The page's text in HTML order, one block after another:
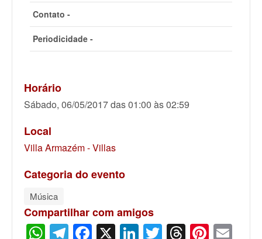
Contato -
Periodicidade -
Horário
Sábado, 06/05/2017 das 01:00 às 02:59
Local
Villa Armazém - Villas
Categoria do evento
Música
Compartilhar com amigos
WhatsApp
Telegram
Facebook
X LinkedIn
Twitter
Threads